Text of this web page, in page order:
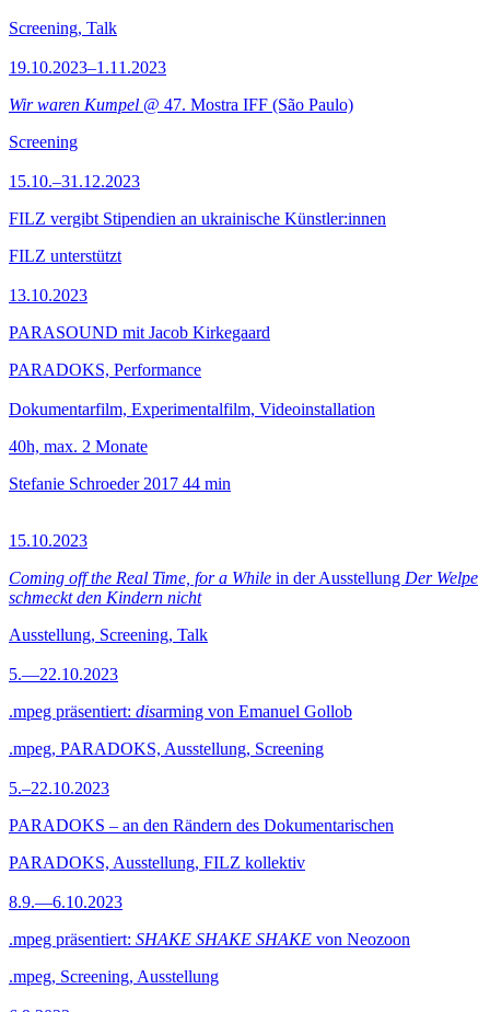
Screening, Talk
19.10.2023–1.11.2023
Wir waren Kumpel @ 47. Mostra IFF (São Paulo)
Screening
15.10.–31.12.2023
FILZ vergibt Stipendien an ukrainische Künstler:innen
FILZ unterstützt
13.10.2023
PARASOUND mit Jacob Kirkegaard
PARADOKS, Performance
Dokumentarfilm, Experimentalfilm, Videoinstallation
40h, max. 2 Monate
Stefanie Schroeder 2017 44 min
15.10.2023
Coming off the Real Time, for a While in der Ausstellung Der Welpe
schmeckt den Kindern nicht
Ausstellung, Screening, Talk
5.—22.10.2023
.mpeg präsentiert: disarming von Emanuel Gollob
.mpeg, PARADOKS, Ausstellung, Screening
5.–22.10.2023
PARADOKS – an den Rändern des Dokumentarischen
PARADOKS, Ausstellung, FILZ kollektiv
8.9.—6.10.2023
.mpeg präsentiert: SHAKE SHAKE SHAKE von Neozoon
.mpeg, Screening, Ausstellung